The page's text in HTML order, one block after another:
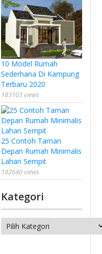
10 Model Rumah
Sederhana Di Kampung
Terbaru 2020
183103 views
25 Contoh Taman
Depan Rumah Minimalis
Lahan Sempit
182640 views
Kategori
Kategori